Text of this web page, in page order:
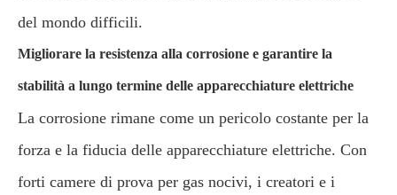
del mondo difficili.
Migliorare la resistenza alla corrosione e garantire la
stabilità a lungo termine delle apparecchiature elettriche
La corrosione rimane come un pericolo costante per la
forza e la fiducia delle apparecchiature elettriche. Con
forti camere di prova per gas nocivi, i creatori e i